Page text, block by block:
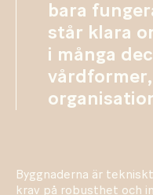
bara
står klara
i många
Byggnaderna är
krav på robusthet och